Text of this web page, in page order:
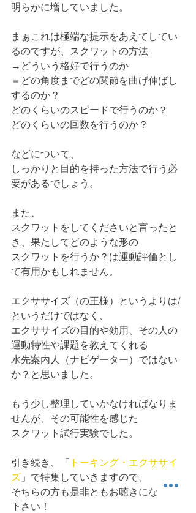
明らかに増していました。
まぁこれは極端な提示をあえてしてい
るのですが、スクワットの方法
→どういう格好で行うのか
＝どの角度までどの関節を曲げ伸ばし
するのか？
どのくらいのスピードで行うのか？
どのくらいの回数を行うのか？
などについて、
しっかりと目的を持った方法で行う必
要があるでしょう。
また、
スクワットをしてくださいと言ったと
き、果たしてどのような形の
スクワットを行うか？は運動評価とし
て有用かもしれません。
エクササイズ（の王様）というよりは/
というだけではなく、
エクササイズの目的や効用、その人の
運動特性や課題を教えてくれる
水先案内人（ナビゲーター）ではない
か？と思いました。
もう少し整理していかなければなりま
せんが、その可能性を感じた
スクワット試行実験でした。
引き続き、「 トーキング・エクササイ
ズ 」で特集していきますので、
そちらの方も是非ともお聴きになって
下さい！